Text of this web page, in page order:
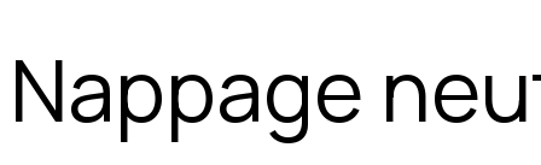
Nappage